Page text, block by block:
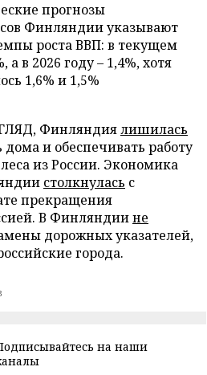
прогнозы
Финляндии указывают
роста ВВП: в текущем
а в 2026 году – 1,4%, хотя
1,6% и 1,5%
Финляндиялишилась
и обеспечивать работу
из России. Экономика
столкнулась с
прекращения
В Финляндиине
дорожных указателей,
города.
на наши